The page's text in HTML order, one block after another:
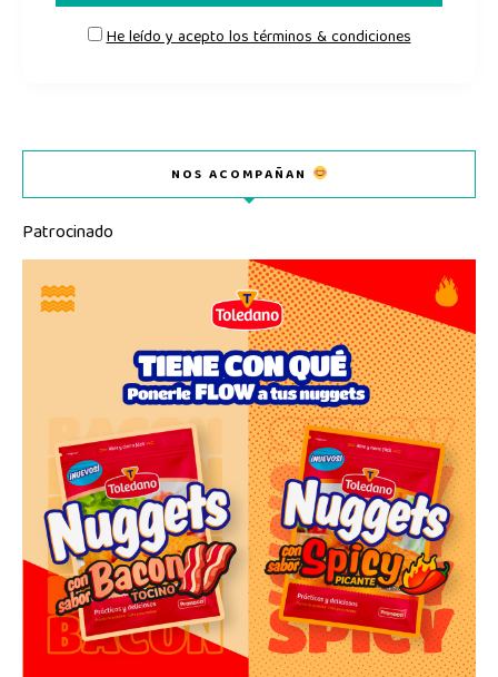
He leído y acepto los términos & condiciones
NOS ACOMPAÑAN
Patrocinado